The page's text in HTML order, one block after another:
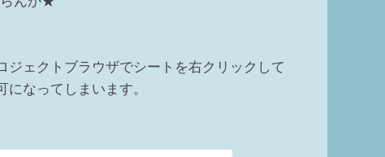
ェクトブラウザでシートを右クリックして
なってしまいます。